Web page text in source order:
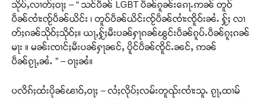
သိုပ်ႇလၢတ်ႈဝႃႈ – “ သင်ပဵၼ် LGBT ပဵၼ်ၵူၼ်းၵေႃႉဢၼ် တူဝ်
ပဵၼ်ၸၢႆးၸႂ်ပဵၼ်ယိင်း ၊ တူဝ်ပဵၼ်ယိင်းၸႂ်ပဵၼ်ၸၢႆးၸိူဝ်းၼႆႉ ႁႂ်ႈ လၢ
တ်ႈၵၼ်သိုဝ်ႈသိုဝ်ႈ။ ယႃႇႁႂ်ႈမီးပၼ်ႁႃၵၼ်ၽွင်းပဵၼ်ၵူပ်ႉပဵၼ်ၵူႈၵၼ်
မႃး ။ မၼ်းၸၢင်ႈမီးပၼ်ႁႃၼင်ႇ ပိူင်ပဵၼ်ၸိူင်ႉၼင်ႇ ဢၼ်
ပဵၼ်ၵႂႃႇၼႆႉ ” – ဝႃႈၼႆ။
ပလိၵ်ႈထႆးပိုၼ်ၽၢဝ်ႇဝႃႈ – လႆႈလိုပ်ႈလမ်းတူၺ်းၸၢႆးသူႉ ၵႂႃႇထၢမ်